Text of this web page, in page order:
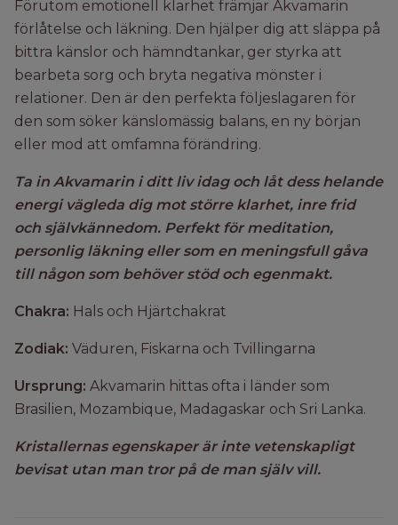
Förutom emotionell klarhet främjar Akvamarin
förlåtelse och läkning. Den hjälper dig att släppa på
bittra känslor och hämndtankar, ger styrka att
bearbeta sorg och bryta negativa mönster i
relationer. Den är den perfekta följeslagaren för
den som söker känslomässig balans, en ny början
eller mod att omfamna förändring.
Ta in Akvamarin i ditt liv idag och låt dess helande
energi vägleda dig mot större klarhet, inre frid
och självkännedom. Perfekt för meditation,
personlig läkning eller som en meningsfull gåva
till någon som behöver stöd och egenmakt.
Chakra: Hals och Hjärtchakrat
Zodiak: Väduren, Fiskarna och Tvillingarna
Ursprung: Akvamarin hittas ofta i länder som
Brasilien, Mozambique, Madagaskar och Sri Lanka.
Kristallernas egenskaper är inte vetenskapligt
bevisat utan man tror på de man själv vill.